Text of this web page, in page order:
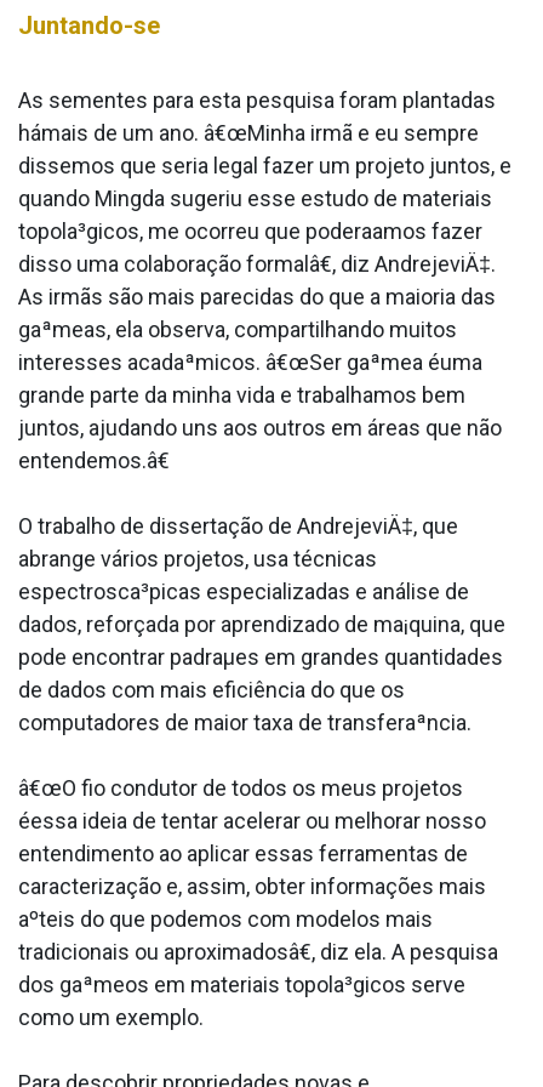
Juntando-se
As sementes para esta pesquisa foram plantadas
hámais de um ano. â€œMinha irmã e eu sempre
dissemos que seria legal fazer um projeto juntos, e
quando Mingda sugeriu esse estudo de materiais
topola³gicos, me ocorreu que podera­amos fazer
disso uma colaboração formalâ€, diz AndrejeviÄ‡.
As irmãs são mais parecidas do que a maioria das
gaªmeas, ela observa, compartilhando muitos
interesses acadaªmicos. â€œSer gaªmea éuma
grande parte da minha vida e trabalhamos bem
juntos, ajudando uns aos outros em áreas que não
entendemos.â€
O trabalho de dissertação de AndrejeviÄ‡, que
abrange vários projetos, usa técnicas
espectrosca³picas especializadas e análise de
dados, reforçada por aprendizado de ma¡quina, que
pode encontrar padraµes em grandes quantidades
de dados com mais eficiência do que os
computadores de maior taxa de transferaªncia.
â€œO fio condutor de todos os meus projetos
éessa ideia de tentar acelerar ou melhorar nosso
entendimento ao aplicar essas ferramentas de
caracterização e, assim, obter informações mais
aºteis do que podemos com modelos mais
tradicionais ou aproximadosâ€, diz ela. A pesquisa
dos gaªmeos em materiais topola³gicos serve
como um exemplo.